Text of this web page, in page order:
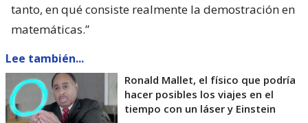
tanto, en qué consiste realmente la demostración en
matemáticas.”
Lee también...
Ronald Mallet, el físico que podría
hacer posibles los viajes en el
tiempo con un láser y Einstein